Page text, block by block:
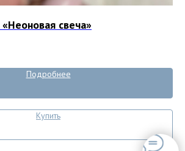
свеча»
Подробнее
Купить